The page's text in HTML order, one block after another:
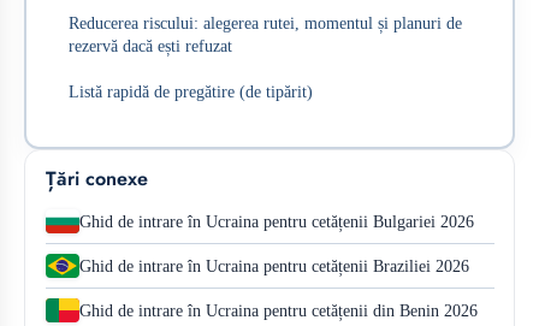
Reducerea riscului: alegerea rutei, momentul și planuri de
rezervă dacă ești refuzat
Listă rapidă de pregătire (de tipărit)
Țări conexe
Ghid de intrare în Ucraina pentru cetățenii Bulgariei 2026
Ghid de intrare în Ucraina pentru cetățenii Braziliei 2026
Ghid de intrare în Ucraina pentru cetățenii din Benin 2026